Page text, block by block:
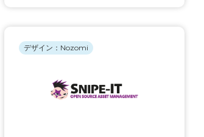
デザイン：Nozomi